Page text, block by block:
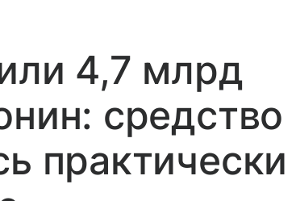
4,7 млрд
средство
практически